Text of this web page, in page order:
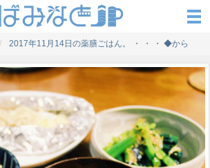
2017年11月14日の薬膳ごはん。 ・ ・ ・ ◆から